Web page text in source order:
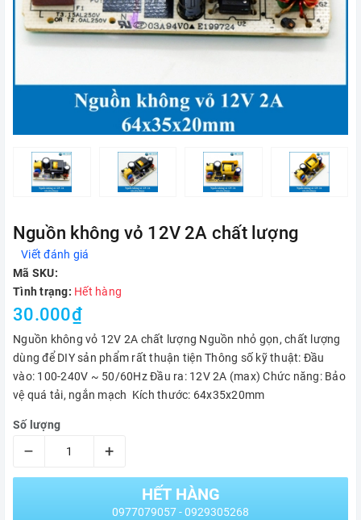
Nguồn không vỏ 12V 2A chất lượng
Viết đánh giá
Mã SKU:
Tình trạng: Hết hàng
30.000₫
Nguồn không vỏ 12V 2A chất lượng Nguồn nhỏ gọn, chất lượng
dùng để DIY sản phẩm rất thuận tiện Thông số kỹ thuật: Đầu
vào: 100-240V ~ 50/60Hz Đầu ra: 12V 2A (max) Chức năng: Bảo
vệ quá tải, ngắn mạch Kích thước: 64x35x20mm
Số lượng
– +
HẾT HÀNG
0977079057 - 0929305268